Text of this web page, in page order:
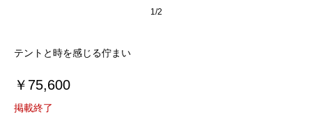
1/2
テントと時を感じる佇まい
￥75,600
掲載終了